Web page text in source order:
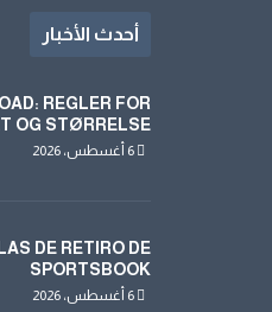
أحدث الأخبار
REGLER FOR
OG STØRRELSE
DE RETIRO DE
SPORTSBOOK